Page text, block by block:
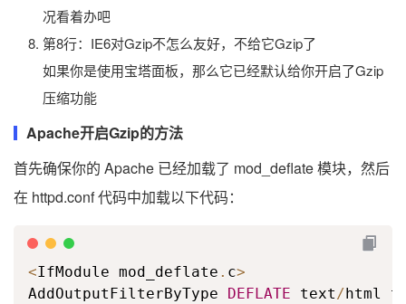
况看着办吧
第8行：IE6对Gzip不怎么友好，不给它Gzip了
如果你是使用宝塔面板，那么它已经默认给你开启了Gzip
压缩功能
Apache开启Gzip的方法
首先确保你的 Apache 已经加载了 mod_deflate 模块，然后
在 httpd.conf 代码中加载以下代码：
<IfModule mod_deflate . c>
AddOutputFilterByType
DEFLATE text/ html